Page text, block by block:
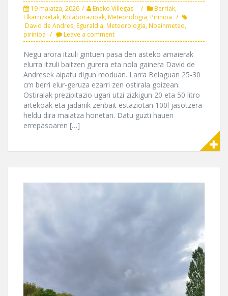
19 maiatza, 2026 Eneko Villegas Berriak,
Elkarrizketak,Kolaborazioak,Meteorologia,Pirinioa
David de Andres,Eguraldia,Meteorologia,Noainmeteo,
pirinioa
Leave a comment
Negu arora itzuli gintuen pasa den asteko amaierak
elurra itzuli baitzen gurera eta nola gainera David de
Andresek aipatu digun moduan. Larra Belaguan 25-30
cm berri elur-geruza ezarri zen ostirala goizean.
Ostiralak prezipitazio ugari utzi zizkigun 20 eta 50 litro
artekoak eta jadanik zenbait estaziotan 100l jasotzera
heldu dira maiatza honetan. Datu guzti hauen
errepasoaren […]